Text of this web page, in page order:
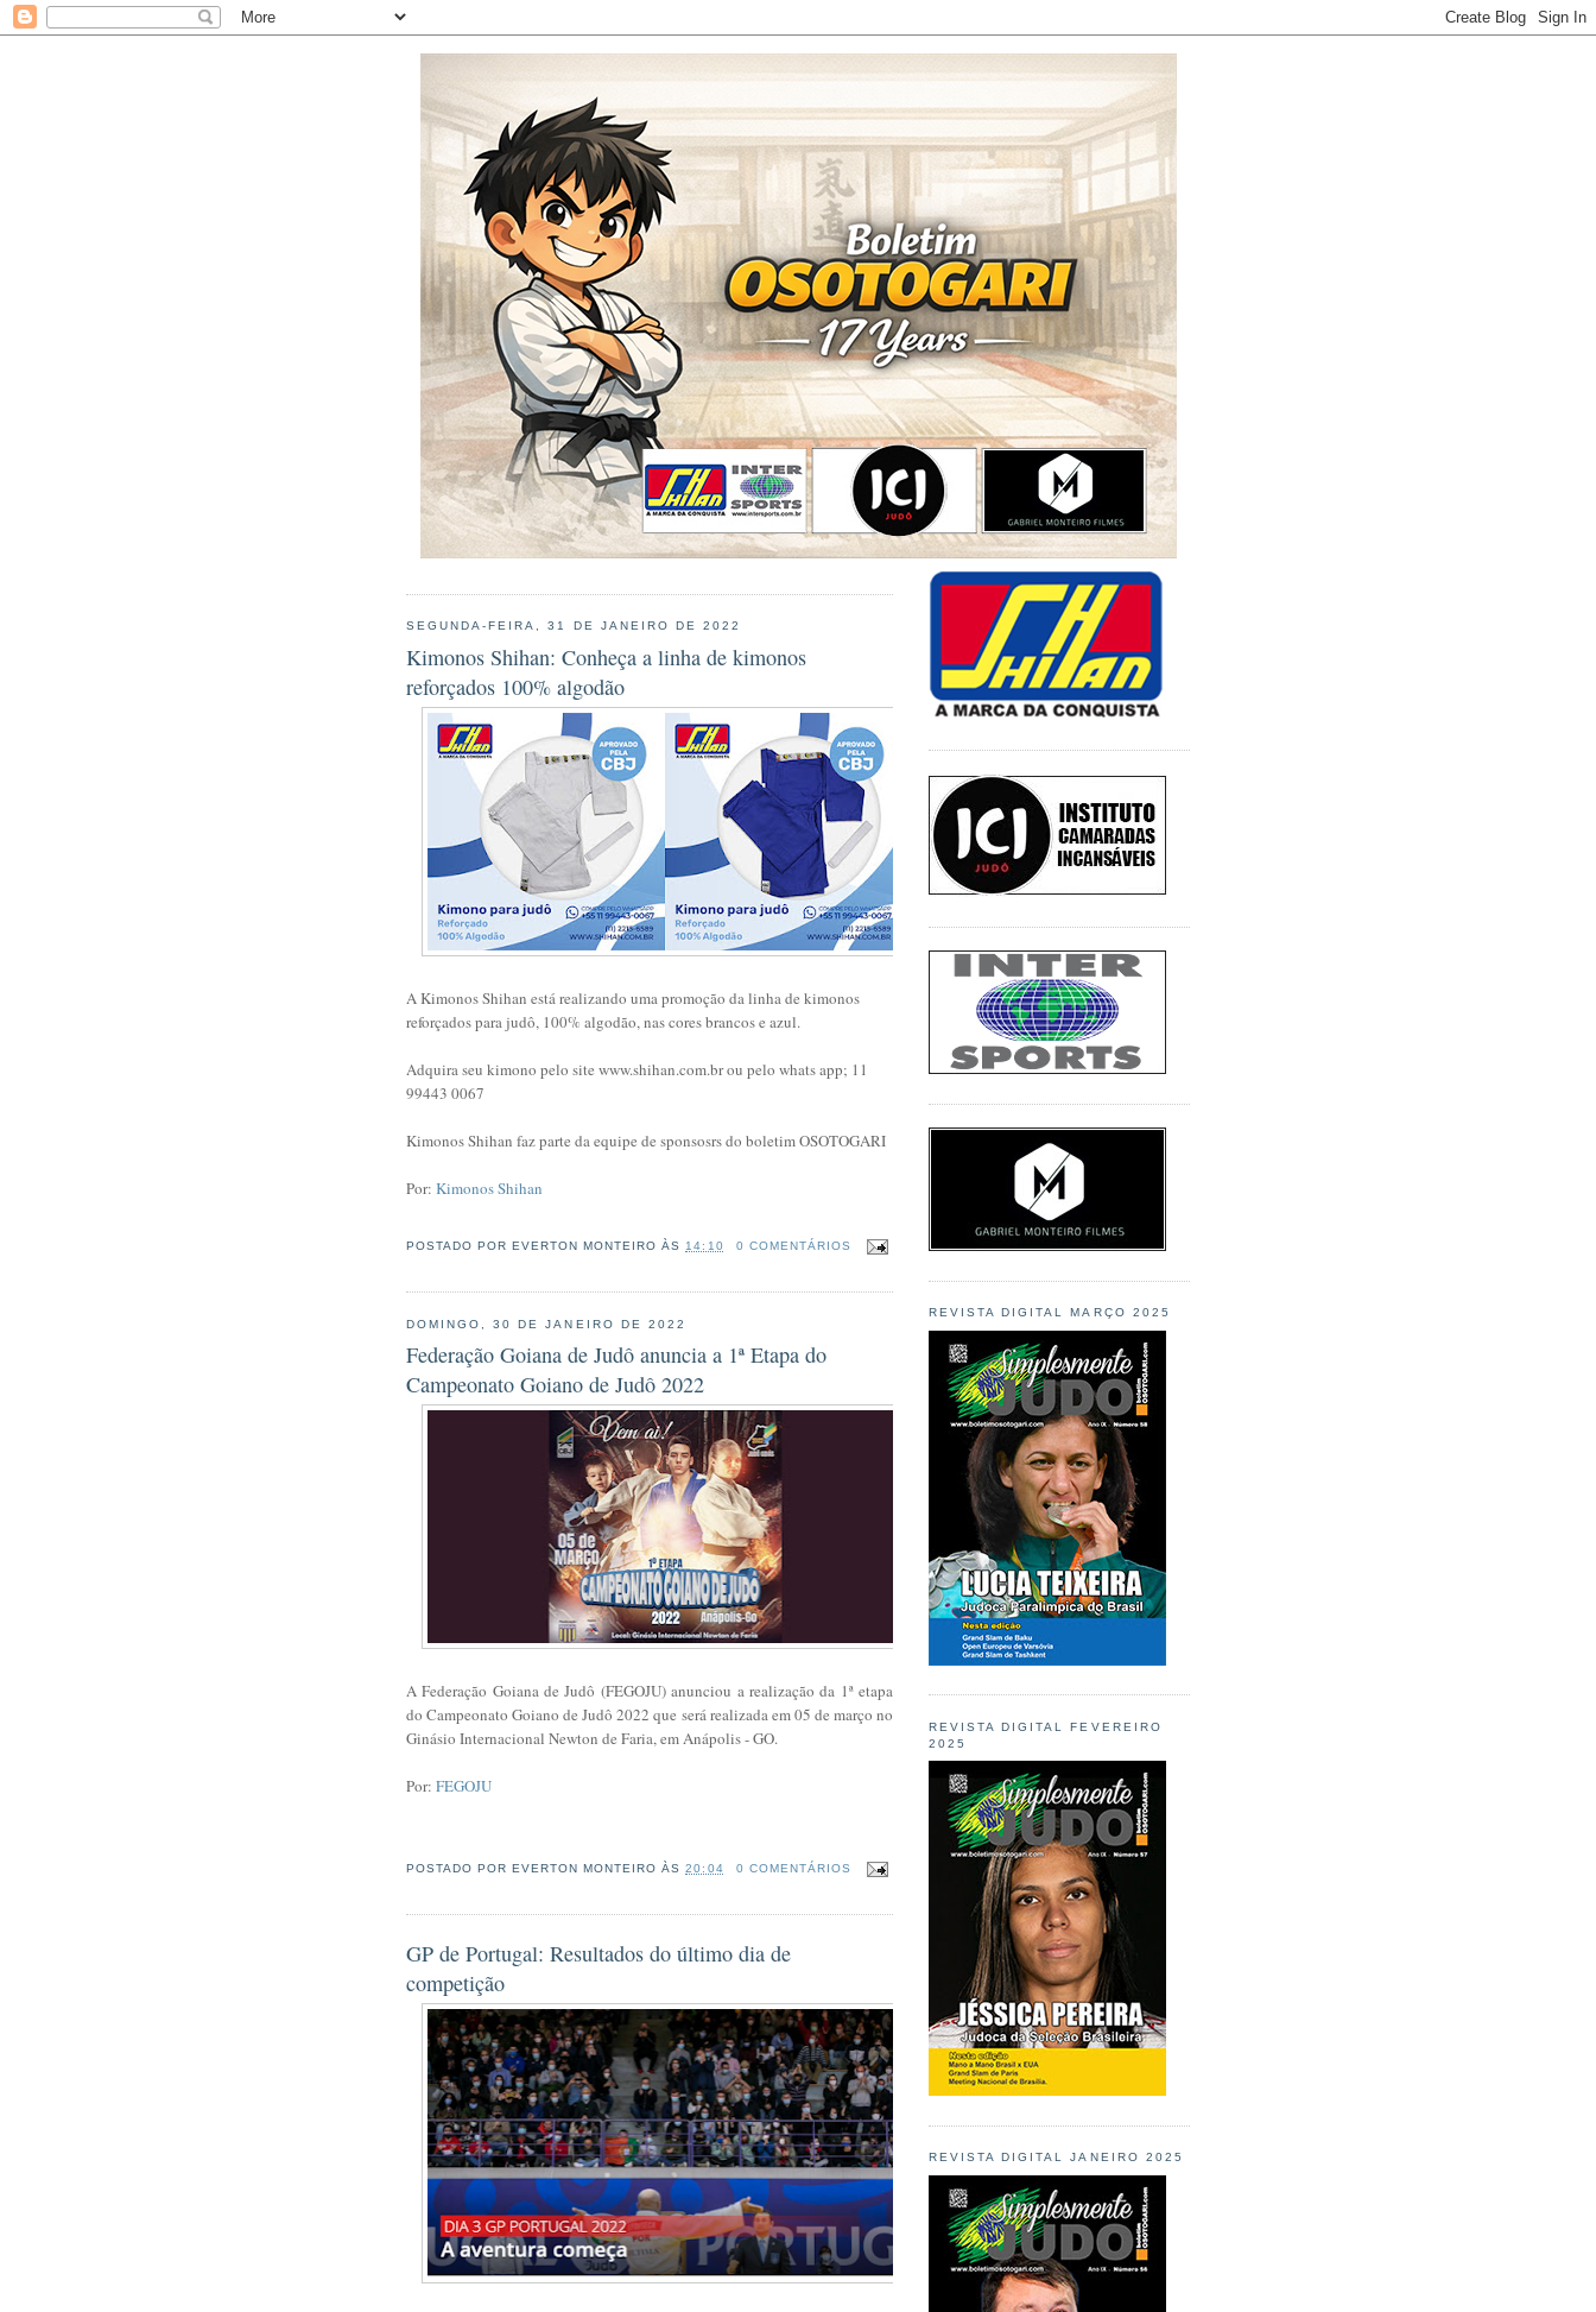
SEGUNDA-FEIRA, 31 DE JANEIRO DE 2022
Kimonos Shihan: Conheça a linha de kimonos
reforçados 100% algodão
A Kimonos Shihan está realizando uma promoção da linha de kimonos
reforçados para judô, 100% algodão, nas cores brancos e azul.
Adquira seu kimono pelo site www.shihan.com.br ou pelo whats app; 11
99443 0067
Kimonos Shihan faz parte da equipe de sponsosrs do boletim OSOTOGARI
Por: Kimonos Shihan
POSTADO POR EVERTON MONTEIRO ÀS14:10 0 COMENTÁRIOS
DOMINGO, 30 DE JANEIRO DE 2022
Federação Goiana de Judô anuncia a 1ª Etapa do
Campeonato Goiano de Judô 2022
A Federação Goiana de Judô (FEGOJU) anunciou a realização da 1ª etapa
do Campeonato Goiano de Judô 2022 que será realizada em 05 de março no
Ginásio Internacional Newton de Faria, em Anápolis - GO.
Por: FEGOJU
POSTADO POREVERTON MONTEIRO ÀS20:04 0 COMENTÁRIOS
GP de Portugal: Resultados do último dia de
competição
REVISTA DIGITAL MARÇO 2025
REVISTA DIGITAL FEVEREIRO
2025
REVISTA DIGITAL JANEIRO 2025